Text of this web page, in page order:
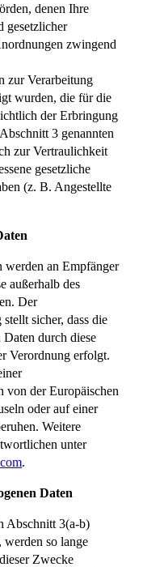
denen Ihre
gesetzlicher
zwingend
zur Verarbeitung
wurden, die für die
der Erbringung
3 genannten
zur Vertraulichkeit
gesetzliche
(z. B. Angestellte
werden an Empfänger
außerhalb des
Der
sicher, dass die
Daten durch diese
Verordnung erfolgt.
von der Europäischen
oder auf einer
Weitere
unter
.
Daten
Abschnitt 3(a-b)
werden so lange
Zwecke